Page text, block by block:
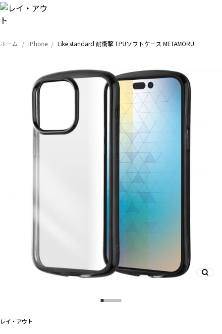
iPhone
Xperia
Galaxy
Google
And More
デザインから探す
ホーム iPhone Like standard 耐衝撃 TPUソフトケース METAMORU
レイ・アウト